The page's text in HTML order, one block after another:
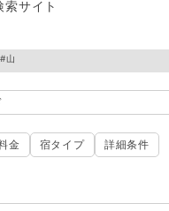
サイト
#山
金 宿タイプ 詳細条件